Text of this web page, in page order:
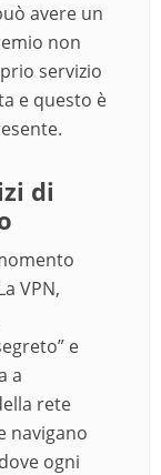
avere un
non
servizio
e questo è
di
VPN,
e
a
rete
navigano
ogni